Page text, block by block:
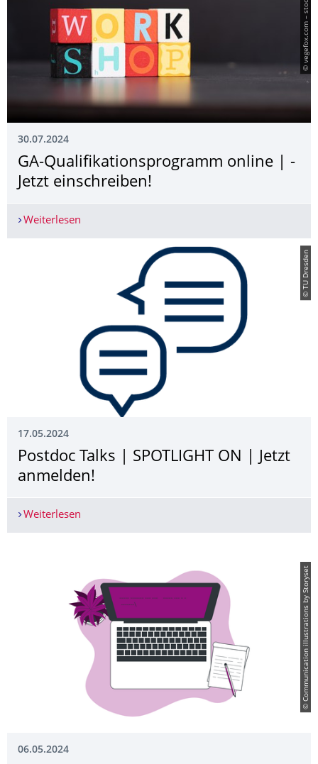
30.07.2024
GA-Qualifikationspro­gramm online | ­
Jetzt einschreiben!
Weiterlesen
© TU Dresden
17.05.2024
Postdoc Talks | SPOTLIGHT ON­ | Jetzt
anmelden!
Weiterlesen
© Communication illustrations by Storyset
06.05.2024